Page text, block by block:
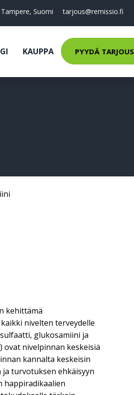
Tampere, Suomi tarjous@remissio.fi
KAUPPA PYYDÄ TARJOUS
kehittämä
nivelten terveydelle
glukosamiini ja
ovat nivelpinnan keskeisiä
kannalta keskeisin
turvotuksen ehkäisyyn
happiradikaalien